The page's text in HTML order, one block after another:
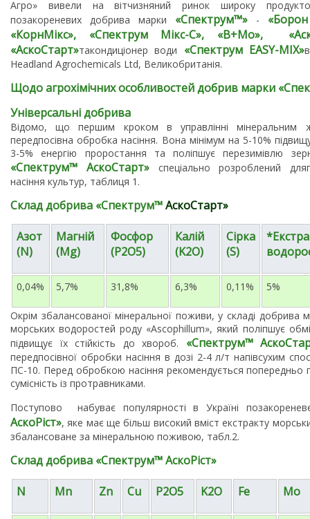
Агро» вивели на вітчизняний ринок широку
позакореневих добрива марки «Спектрум™» - «
«КорнМікс», «Спектрум Мікс-С», «B+Mo»,«
«АскоСтарт»такондиціонер води «Спектрум EASY-MIX»
Headland Agrochemicals Ltd, Великобританія.
Щодо агрохімічних особливостей добрив марки
Універсальні добрива
Відомо, що першим кроком в управлінні мінеральним
передпосівна обробка насіння. Вона мінімум на 5-10%
3-5% енергію проростання та поліпшує перезимівлю
«Спектрум™ АскоСтарт» спеціально розроблений
насіння культур, таблиця 1.
Склад добрива «Спектрум™АскоСтарт»
Азот
(N)
Магній
(Mg)
Фосфор
(P2O5)
Калій
(K2O)
Сірка
(S)
0,04% 5,7% 31,8% 6,3% 0,11% 5%
Окрім збалансованої мінеральної поживи, у складі добрива
морських водоростей роду «Ascophillum», який поліпшує
підвищує їх стійкість до хвороб. «Спектрум™
передпосівної обробки насіння в дозі 2-4 л/т напівсухим
ПС-10. Перед обробкою насіння рекомендується попередньо
сумісність із протравниками.
Поступово набуває популярності в Україні
АскоРіст», яке має ще більш високий вміст екстракту
збалансоване за мінеральною поживою, табл.2.
Склад добрива «Спектрум™АскоРіст»
N Mn Zn Cu P2O5 K2O Fe Mo